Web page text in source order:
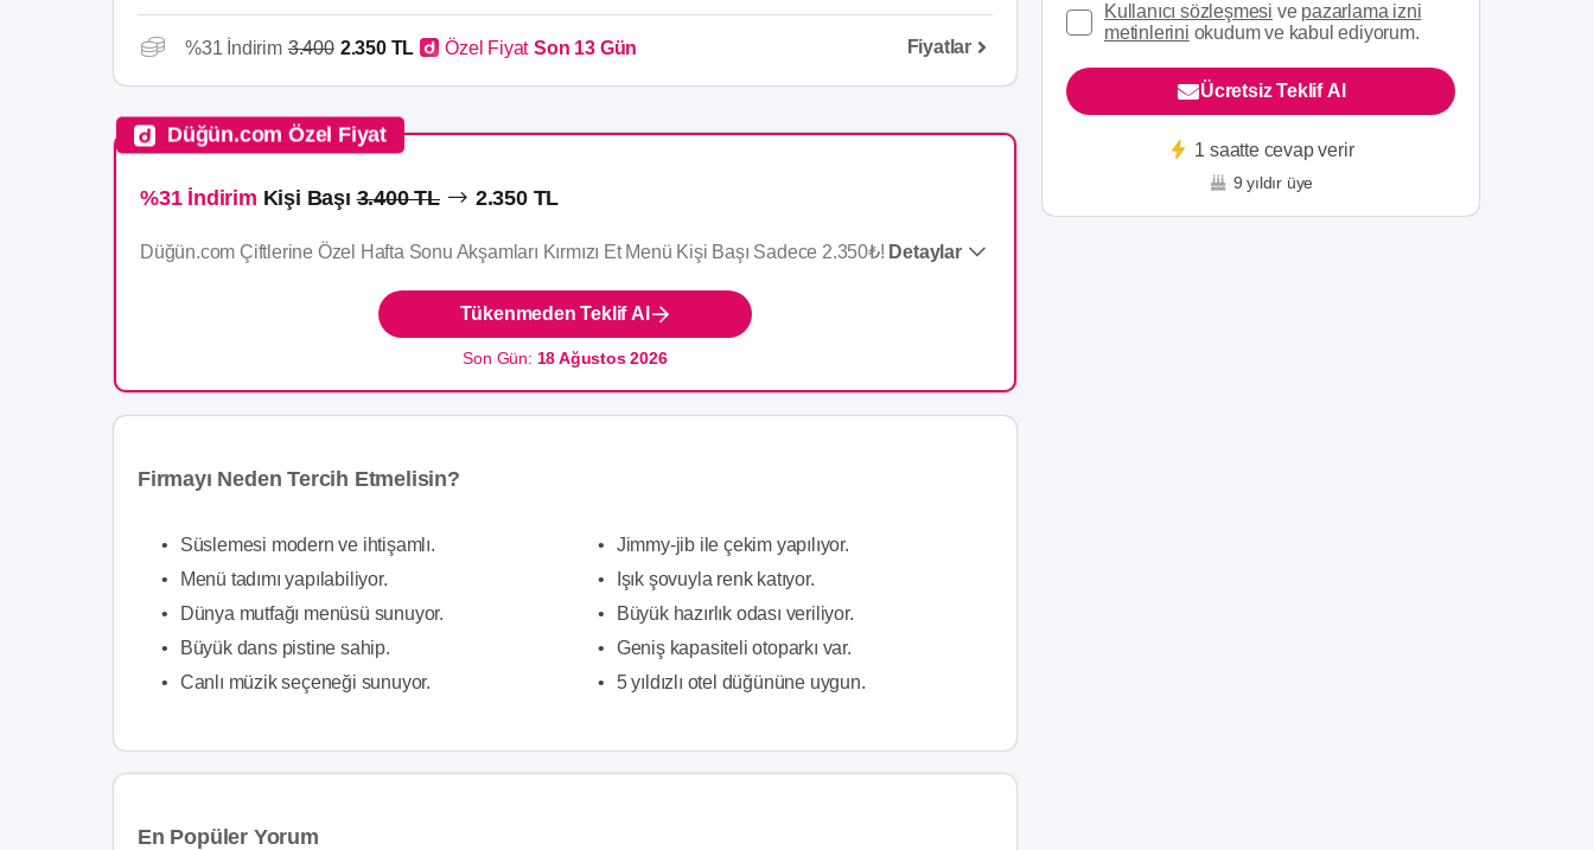
%31 İndirim 3.400 2.350 TL Özel Fiyat Son 13 Gün Fiyatlar
Düğün.com Özel Fiyat
%31 İndirim Kişi Başı3.400 TL 2.350 TL
Düğün.com Çiftlerine Özel Hafta Sonu Akşamları Kırmızı Et Menü Kişi Başı Sadece 2.350₺! Detaylar
Tükenmeden Teklif Al
Son Gün: 18 Ağustos 2026
Firmayı Neden Tercih Etmelisin?
•
Süslemesi modern ve ihtişamlı.
•
Menü tadımı yapılabiliyor.
•
Dünya mutfağı menüsü sunuyor.
•
Büyük dans pistine sahip.
•
Canlı müzik seçeneği sunuyor.
•
Jimmy-jib ile çekim yapılıyor.
•
Işık şovuyla renk katıyor.
•
Büyük hazırlık odası veriliyor.
•
Geniş kapasiteli otoparkı var.
•
5 yıldızlı otel düğününe uygun.
En Popüler Yorum
Kullanıcı sözleşmesi ve pazarlama izni
metinlerini okudum ve kabul ediyorum.
Ücretsiz Teklif Al
1 saatte cevap verir
9 yıldır üye